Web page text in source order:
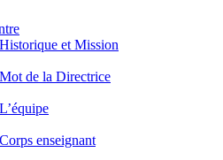
Historique et Mission
Mot de la Directrice
L’équipe
Corps enseignant